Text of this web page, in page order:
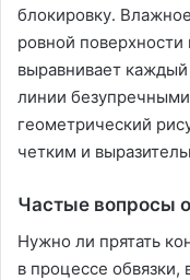
блокировку․
ровной поверхности
выравнивает
линии
геометрический
четким и
Частые вопросы
Нужно ли прятать
в процессе обвязки,